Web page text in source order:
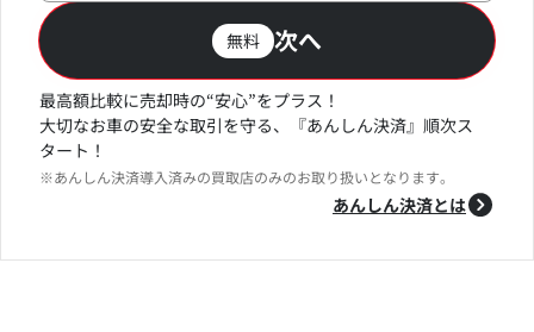
無料 次へ
最高額比較に売却時の“安心”をプラス！
大切なお車の安全な取引を守る、『あんしん決済』順次ス
タート！
※あんしん決済導入済みの買取店のみのお取り扱いとなります。
あんしん決済とは